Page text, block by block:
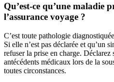
Qu’est-ce qu’une maladie
l’assurance voyage ?
C’est toute pathologie
Si elle n’est pas déclarée et qu’un
refuser la prise en charge. Déclarez
antécédents médicaux lors de la
toutes circonstances.